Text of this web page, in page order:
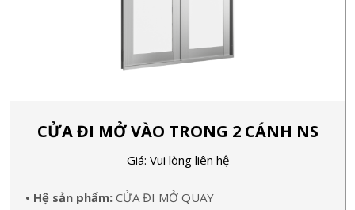
CỬA ĐI MỞ VÀO TRONG 2 CÁNH NS
Giá: Vui lòng liên hệ
• Hệ sản phẩm: CỬA ĐI MỞ QUAY